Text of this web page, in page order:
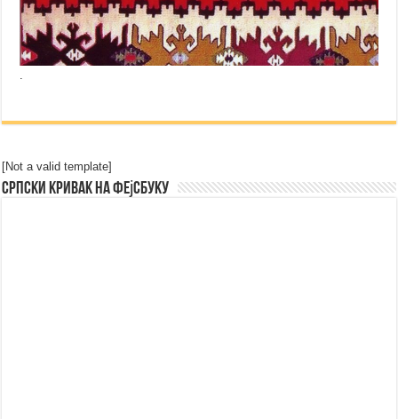
.
[Not a valid template]
Српски Кривак на Фејсбуку